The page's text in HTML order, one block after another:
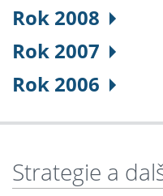
Rok 2008
Rok 2007
Rok 2006
Strategie a